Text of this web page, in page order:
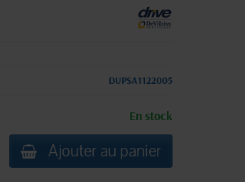
DUPSA1122005
En stock
Ajouter au panier